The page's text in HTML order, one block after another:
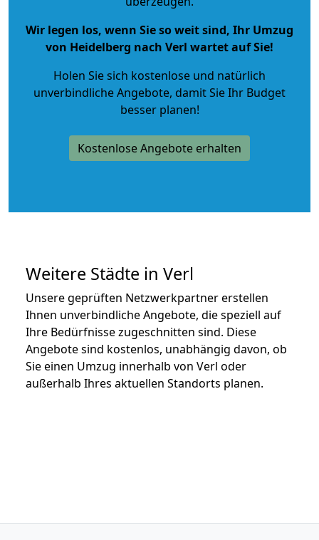
Wir legen los, wenn Sie so weit sind, Ihr Umzug
von Heidelberg nach Verl wartet auf Sie!
Holen Sie sich kostenlose und natürlich
unverbindliche Angebote, damit Sie Ihr Budget
besser planen!
Kostenlose Angebote erhalten
Weitere Städte in Verl
Unsere geprüften Netzwerkpartner erstellen
Ihnen unverbindliche Angebote, die speziell auf
Ihre Bedürfnisse zugeschnitten sind. Diese
Angebote sind kostenlos, unabhängig davon, ob
Sie einen Umzug innerhalb von Verl oder
außerhalb Ihres aktuellen Standorts planen.